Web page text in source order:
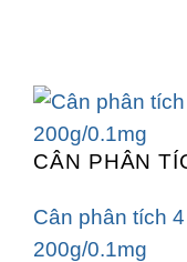
CÂN PHÂN
Cân phân tích
200g/0.1mg